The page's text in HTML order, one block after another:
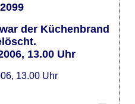
der Küchenbrand
13.00 Uhr